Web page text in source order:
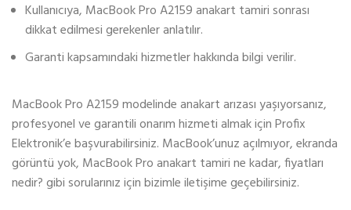
Kullanıcıya, MacBook Pro A2159 anakart tamiri sonrası
dikkat edilmesi gerekenler anlatılır.
Garanti kapsamındaki hizmetler hakkında bilgi verilir.
MacBook Pro A2159 modelinde anakart arızası yaşıyorsanız,
profesyonel ve garantili onarım hizmeti almak için Profix
Elektronik’e başvurabilirsiniz. MacBook’unuz açılmıyor, ekranda
görüntü yok, MacBook Pro anakart tamiri ne kadar, fiyatları
nedir? gibi sorularınız için bizimle iletişime geçebilirsiniz.